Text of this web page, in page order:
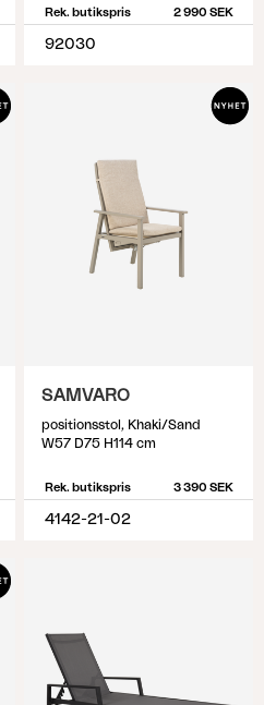
Rek. butikspris 2 990 SEK
92030
SAMVARO
positionsstol, Khaki/Sand
W57 D75 H114 cm
Rek. butikspris 3 390 SEK
4142-21-02